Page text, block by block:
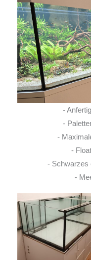
-
-
-
-
- Schwarzes
-